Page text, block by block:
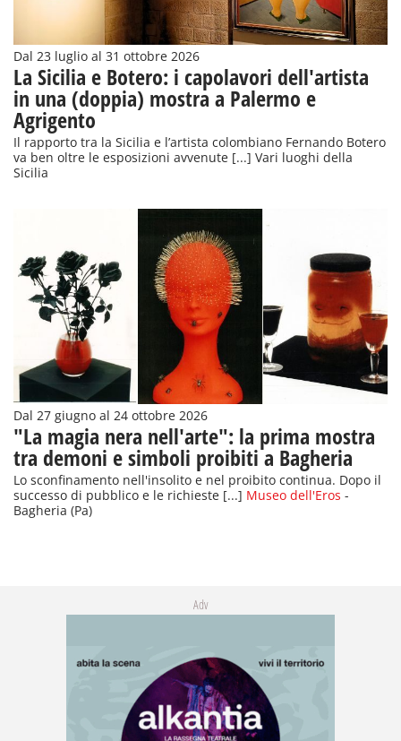
Dal 23 luglio al 31 ottobre 2026
La Sicilia e Botero: i capolavori dell'artista
in una (doppia) mostra a Palermo e
Agrigento
Il rapporto tra la Sicilia e l’artista colombiano Fernando Botero
va ben oltre le esposizioni avvenute [...] Vari luoghi della
Sicilia
Dal 27 giugno al 24 ottobre 2026
"La magia nera nell'arte": la prima mostra
tra demoni e simboli proibiti a Bagheria
Lo sconfinamento nell'insolito e nel proibito continua. Dopo il
successo di pubblico e le richieste [...] Museo dell'Eros -
Bagheria (Pa)
Adv